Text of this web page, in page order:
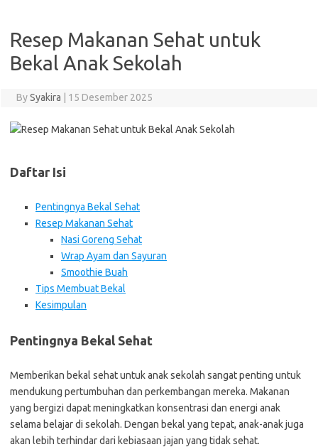
Resep Makanan Sehat untuk
Bekal Anak Sekolah
BySyakira 15 Desember 2025
Daftar Isi
Pentingnya Bekal Sehat
Resep Makanan Sehat
Nasi Goreng Sehat
Wrap Ayam dan Sayuran
Smoothie Buah
Tips Membuat Bekal
Kesimpulan
Pentingnya Bekal Sehat
Memberikan bekal sehat untuk anak sekolah sangat penting untuk
mendukung pertumbuhan dan perkembangan mereka. Makanan
yang bergizi dapat meningkatkan konsentrasi dan energi anak
selama belajar di sekolah. Dengan bekal yang tepat, anak-anak juga
akan lebih terhindar dari kebiasaan jajan yang tidak sehat.